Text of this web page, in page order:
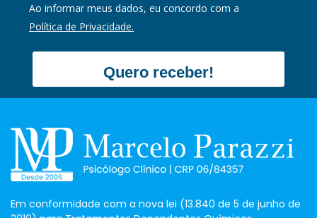
Ao informar meus dados, eu concordo com a
Política de Privacidade.
Quero receber!
Em conformidade com a nova lei (13.840 de 5 de junho de